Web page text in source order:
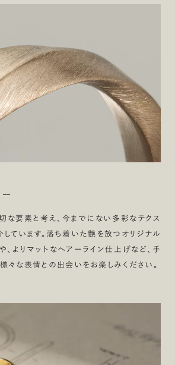
な要素と考え、今までにない多彩なテクス
ています。落ち着いた艶を放つオリジナル
よりマットなヘアーライン仕上げなど、手
々な表情との出会いをお楽しみください。